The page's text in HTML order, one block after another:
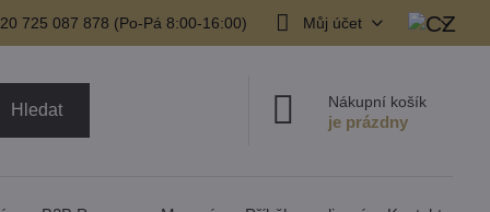
725 087 878​ (Po-Pá 8:00-16:00) Můj účet
Hledat Nákupní košík